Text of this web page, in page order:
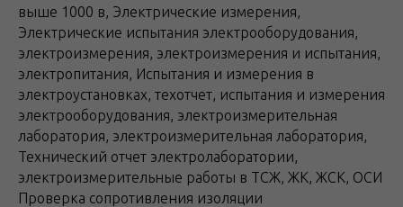
выше 1000 в, Электрические измерения,
Электрические испытания электрооборудования,
электроизмерения, электроизмерения и испытания,
электропитания, Испытания и измерения в
электроустановках, техотчет, испытания и измерения
электрооборудования, электроизмерительная
лаборатория, электроизмерительная лаборатория,
Технический отчет электролаборатории,
электроизмерительные работы в ТСЖ, ЖК, ЖСК, ОСИ
Проверка сопротивления изоляции